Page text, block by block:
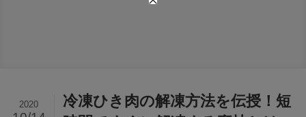
冷凍ひき肉の解凍方法を伝授！短
2020